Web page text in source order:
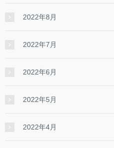
2022年8月
2022年7月
2022年6月
2022年5月
2022年4月